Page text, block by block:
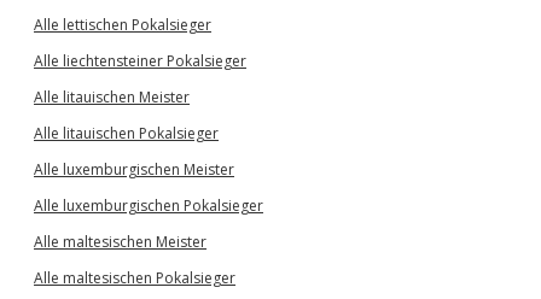
Alle lettischen Pokalsieger
Alle liechtensteiner Pokalsieger
Alle litauischen Meister
Alle litauischen Pokalsieger
Alle luxemburgischen Meister
Alle luxemburgischen Pokalsieger
Alle maltesischen Meister
Alle maltesischen Pokalsieger